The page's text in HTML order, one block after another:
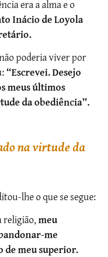
era a alma e o
Inácio de Loyola
poderia viver por
“Escrevei. Desejo
meus últimos
da obediência”.
na virtude da
lhe o que se segue:
religião,meu
me
meu superior.